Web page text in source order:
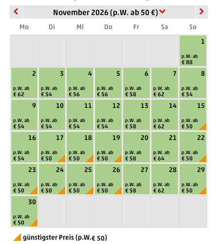
November 2026 (p.W. ab 50 €)
Mo Di Mi Do Fr Sa
So
1
p.W. ab
€ 88
2
p.W. ab
€ 62
3
p.W. ab
€ 54
4
p.W. ab
€ 56
5
p.W. ab
€ 56
6
p.W. ab
€ 58
7
p.W. ab
€ 62
8
p.W. ab
€ 54
9
p.W. ab
€ 54
10
p.W. ab
€ 54
11
p.W. ab
€ 54
12
p.W. ab
€ 54
13
p.W. ab
€ 58
14
p.W. ab
€ 62
15
p.W. ab
€ 50
16
p.W. ab
€ 54
17
p.W. ab
€ 50
18
p.W. ab
€ 50
19
p.W. ab
€ 50
20
p.W. ab
€ 58
21
p.W. ab
€ 64
22
p.W. ab
€ 50
23
p.W. ab
€ 50
24
p.W. ab
€ 50
25
p.W. ab
€ 50
26
p.W. ab
€ 50
27
p.W. ab
€ 58
28
p.W. ab
€ 62
29
p.W. ab
€ 50
30
p.W. ab
€ 50
günstigster Preis (p.W.€ 50)